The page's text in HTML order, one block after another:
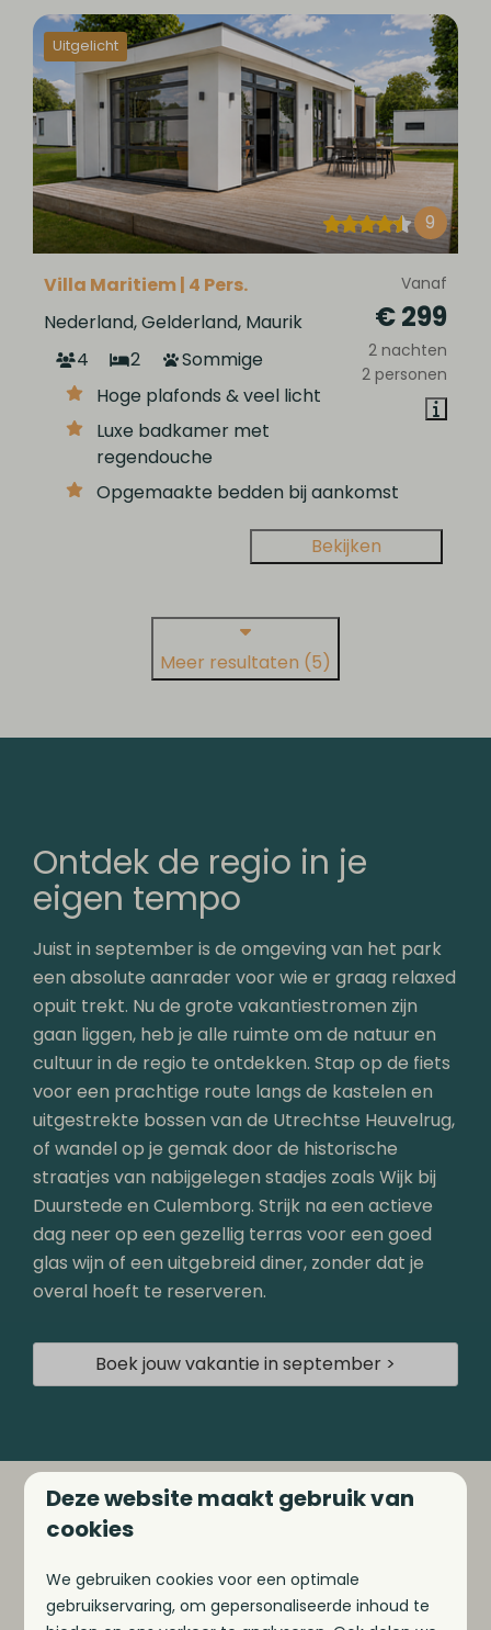
Uitgelicht
9
Vanaf
€ 299
2 nachten
2 personen
Villa Maritiem | 4 Pers.
Nederland, Gelderland, Maurik
4
2
Sommige
Hoge plafonds & veel licht
Luxe badkamer met
regendouche
Opgemaakte bedden bij aankomst
Bekijken
Meer resultaten (5)
Ontdek de regio in je
eigen tempo
Juist in september is de omgeving van het park
een absolute aanrader voor wie er graag relaxed
opuit trekt. Nu de grote vakantiestromen zijn
gaan liggen, heb je alle ruimte om de natuur en
cultuur in de regio te ontdekken. Stap op de fiets
voor een prachtige route langs de kastelen en
uitgestrekte bossen van de Utrechtse Heuvelrug,
of wandel op je gemak door de historische
straatjes van nabijgelegen stadjes zoals Wijk bij
Duurstede en Culemborg. Strijk na een actieve
dag neer op een gezellig terras voor een goed
glas wijn of een uitgebreid diner, zonder dat je
overal hoeft te reserveren.
Boek jouw vakantie in september >
Ontdek onze faciliteiten
aan het water
Deze website maakt gebruik van
cookies
We gebruiken cookies voor een optimale
gebruikservaring, om gepersonaliseerde inhoud te